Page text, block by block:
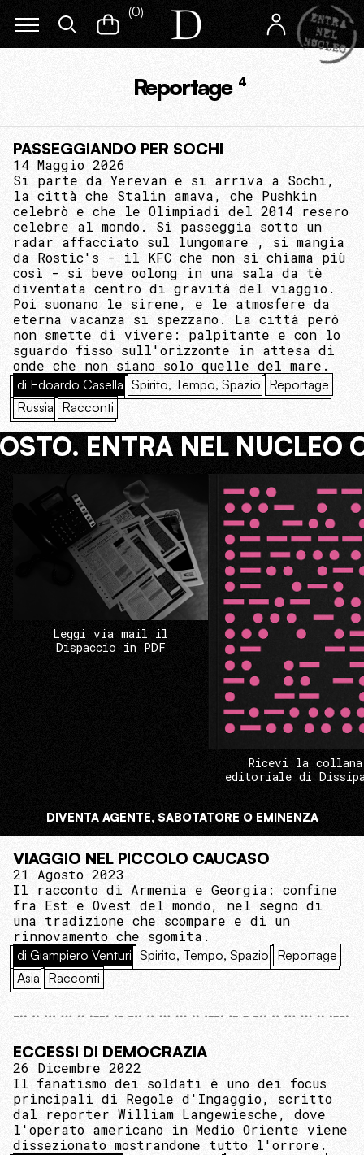
(0)
Reportage 4
PASSEGGIANDO PER SOCHI
14 Maggio 2026
Si parte da Yerevan e si arriva a Sochi,
la città che Stalin amava, che Pushkin
celebrò e che le Olimpiadi del 2014 resero
celebre al mondo. Si passeggia sotto un
radar affacciato sul lungomare , si mangia
da Rostic's - il KFC che non si chiama più
così - si beve oolong in una sala da tè
diventata centro di gravità del viaggio.
Poi suonano le sirene, e le atmosfere da
eterna vacanza si spezzano. La città però
non smette di vivere: palpitante e con lo
sguardo fisso sull'orizzonte in attesa di
onde che non siano solo quelle del mare.
di Edoardo Casella Spirito, Tempo, Spazio Reportage
Russia Racconti
ENTRA NEL NUCLEO
Leggi via mail il
Dispaccio in PDF
Ricevi la collana
editoriale di
DIVENTA AGENTE, SABOTATORE O EMINENZA
VIAGGIO NEL PICCOLO CAUCASO
21 Agosto 2023
Il racconto di Armenia e Georgia: confine
fra Est e Ovest del mondo, nel segno di
una tradizione che scompare e di un
rinnovamento che sgomita.
di Giampiero Venturi Spirito, Tempo, Spazio Reportage
Asia Racconti
ECCESSI DI DEMOCRAZIA
26 Dicembre 2022
Il fanatismo dei soldati è uno dei focus
principali di Regole d'Ingaggio, scritto
dal reporter William Langewiesche, dove
l'operato americano in Medio Oriente viene
dissezionato mostrandone tutto l'orrore.